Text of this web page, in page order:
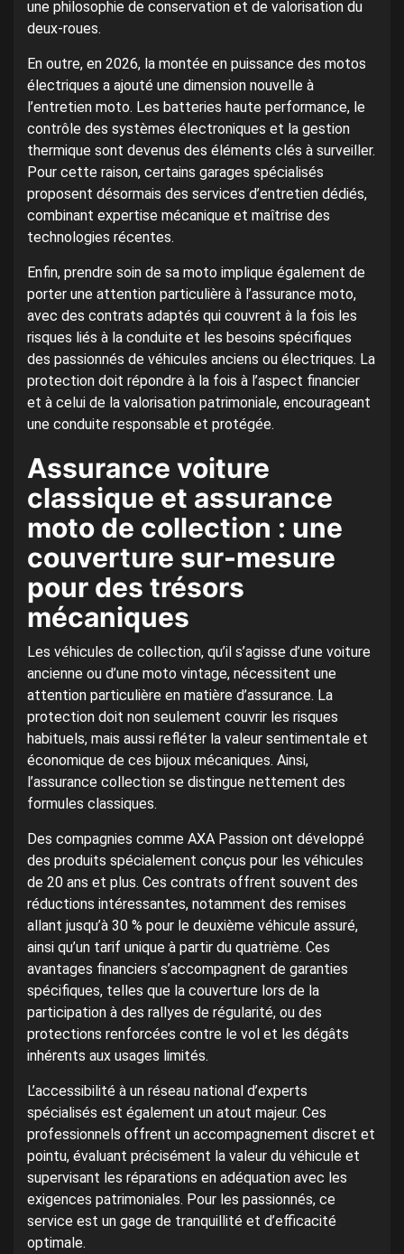
une philosophie de conservation et de valorisation du
deux-roues.
En outre, en 2026, la montée en puissance des motos
électriques a ajouté une dimension nouvelle à
l’entretien moto. Les batteries haute performance, le
contrôle des systèmes électroniques et la gestion
thermique sont devenus des éléments clés à surveiller.
Pour cette raison, certains garages spécialisés
proposent désormais des services d’entretien dédiés,
combinant expertise mécanique et maîtrise des
technologies récentes.
Enfin, prendre soin de sa moto implique également de
porter une attention particulière à l’assurance moto,
avec des contrats adaptés qui couvrent à la fois les
risques liés à la conduite et les besoins spécifiques
des passionnés de véhicules anciens ou électriques. La
protection doit répondre à la fois à l’aspect financier
et à celui de la valorisation patrimoniale, encourageant
une conduite responsable et protégée.
Assurance voiture
classique et assurance
moto de collection : une
couverture sur-mesure
pour des trésors
mécaniques
Les véhicules de collection, qu’il s’agisse d’une voiture
ancienne ou d’une moto vintage, nécessitent une
attention particulière en matière d’assurance. La
protection doit non seulement couvrir les risques
habituels, mais aussi refléter la valeur sentimentale et
économique de ces bijoux mécaniques. Ainsi,
l’assurance collection se distingue nettement des
formules classiques.
Des compagnies comme AXA Passion ont développé
des produits spécialement conçus pour les véhicules
de 20 ans et plus. Ces contrats offrent souvent des
réductions intéressantes, notamment des remises
allant jusqu’à 30 % pour le deuxième véhicule assuré,
ainsi qu’un tarif unique à partir du quatrième. Ces
avantages financiers s’accompagnent de garanties
spécifiques, telles que la couverture lors de la
participation à des rallyes de régularité, ou des
protections renforcées contre le vol et les dégâts
inhérents aux usages limités.
L’accessibilité à un réseau national d’experts
spécialisés est également un atout majeur. Ces
professionnels offrent un accompagnement discret et
pointu, évaluant précisément la valeur du véhicule et
supervisant les réparations en adéquation avec les
exigences patrimoniales. Pour les passionnés, ce
service est un gage de tranquillité et d’efficacité
optimale.